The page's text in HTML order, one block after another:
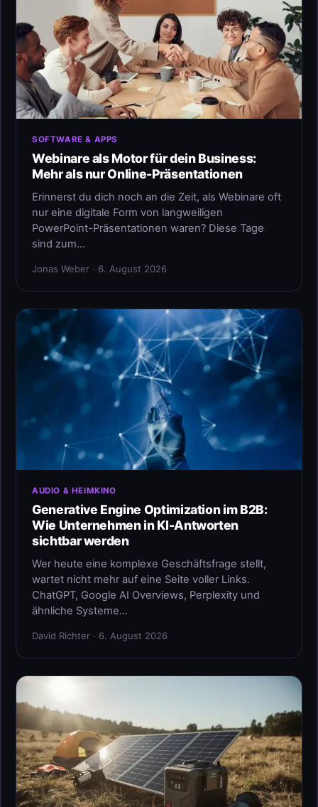
SOFTWARE & APPS
Webinare als Motor für dein Business:
Mehr als nur Online-Präsentationen
Erinnerst du dich noch an die Zeit, als Webinare oft
nur eine digitale Form von langweiligen
PowerPoint-Präsentationen waren? Diese Tage
sind zum…
Jonas Weber · 6. August 2026
AUDIO & HEIMKINO
Generative Engine Optimization im B2B:
Wie Unternehmen in KI-Antworten
sichtbar werden
Wer heute eine komplexe Geschäftsfrage stellt,
wartet nicht mehr auf eine Seite voller Links.
ChatGPT, Google AI Overviews, Perplexity und
ähnliche Systeme…
David Richter · 6. August 2026